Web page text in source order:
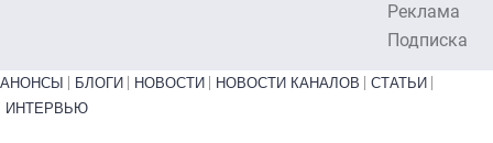
Реклама
Подписка
Primary links bottom
АНОНСЫ БЛОГИ НОВОСТИ НОВОСТИ КАНАЛОВ
СТАТЬИ
ИНТЕРВЬЮ